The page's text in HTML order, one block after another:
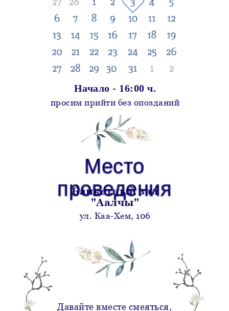
Банкетный зал
"Аалчы"
Начало - 16:00 ч.
Место
проведения
Место
проведения
ул. Каа-Хем, 106
просим прийти без опозданий
Давайте вместе смеяться,